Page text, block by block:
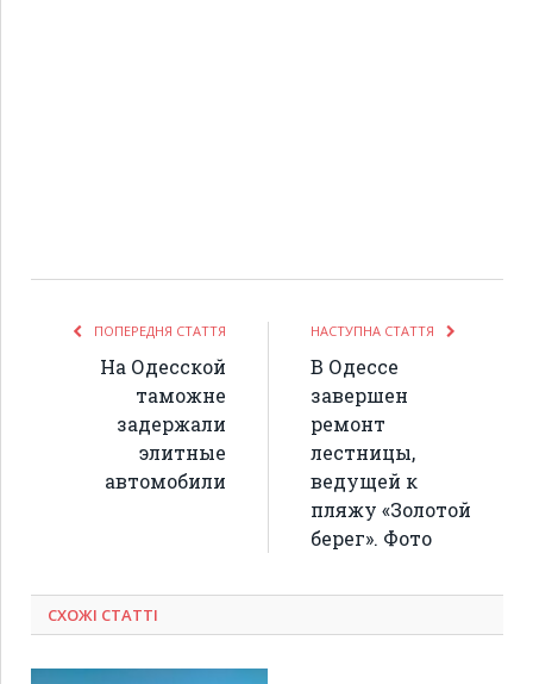
ПОПЕРЕДНЯ СТАТТЯ
На Одесской
таможне
задержали
элитные
автомобили
НАСТУПНА СТАТТЯ
В Одессе
завершен
ремонт
лестницы,
ведущей к
пляжу «Золотой
берег». Фото
СХОЖІ СТАТТІ